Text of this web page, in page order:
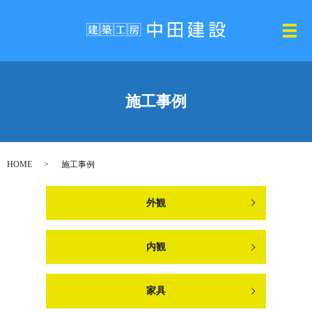
メ
施工事例
HOME 施工事例
外観
内観
家具